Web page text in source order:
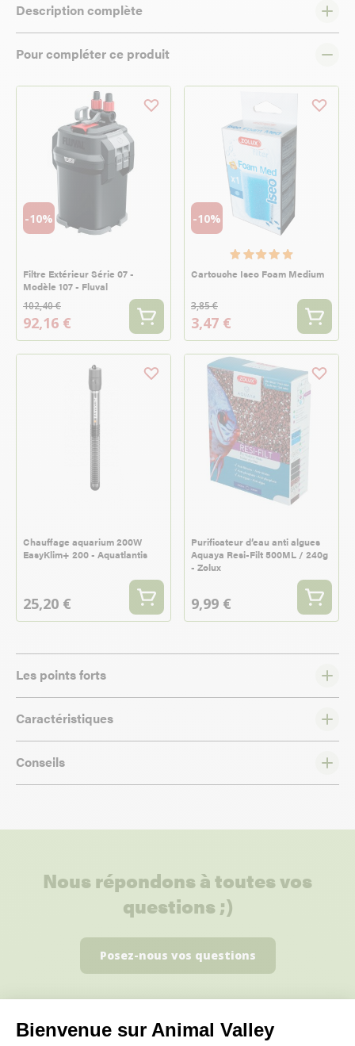
Bienvenue sur Animal Valley
Description complète
Pour compléter ce produit
-10%
Filtre Extérieur Série 07 -
Modèle 107 - Fluval
102,40 €
92,16 €
-10%
Cartouche Iseo Foam Medium
3,85 €
3,47 €
Chauffage aquarium 200W
EasyKlim+ 200 - Aquatlantis
25,20 €
Purificateur d’eau anti algues
Aquaya Resi-Filt 500ML / 240g
- Zolux
9,99 €
Les points forts
Caractéristiques
Conseils
Nous répondons à toutes vos
questions ;)
Posez-nous vos questions